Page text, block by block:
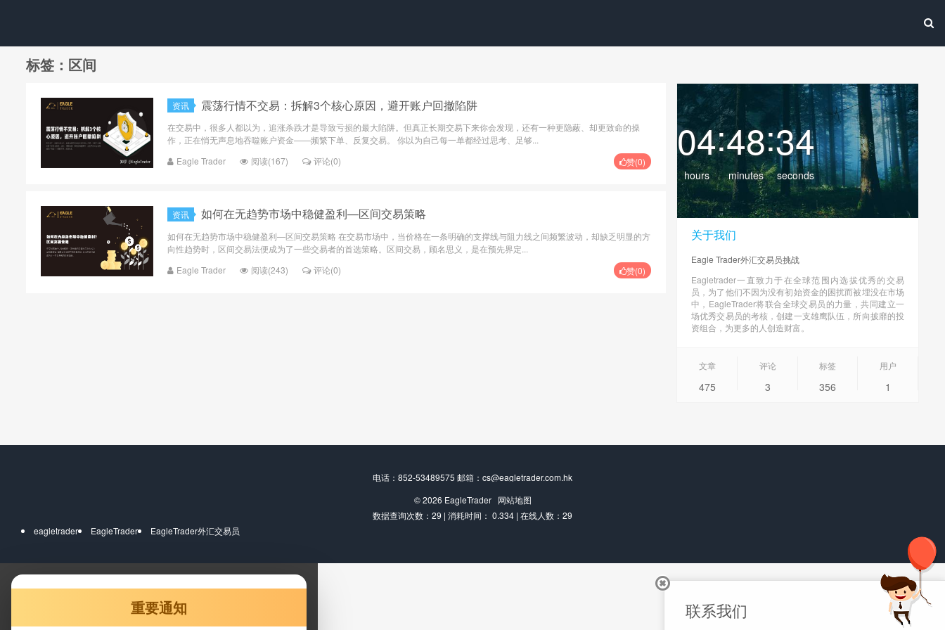
标签：区间
资讯 震荡行情不交易：拆解3个核心原因，避开账户回撤陷阱
在交易中，很多人都以为，追涨杀跌才是导致亏损的最大陷阱。但真正长期交易下来你会发现，还有一种更隐蔽、却更致命的操
作，正在悄无声息地吞噬账户资金——频繁下单、反复交易。 你以为自己每一单都经过思考、足够...
Eagle Trader
阅读(167) 评论(0) 赞(0)
资讯 如何在无趋势市场中稳健盈利—区间交易策略
如何在无趋势市场中稳健盈利—区间交易策略 在交易市场中，当价格在一条明确的支撑线与阻力线之间频繁波动，却缺乏明显的方
向性趋势时，区间交易法便成为了一些交易者的首选策略。区间交易，顾名思义，是在预先界定...
Eagle Trader
阅读(243) 评论(0) 赞(0)
04
hours
:48
minutes
:34
seconds
关于我们
Eagle Trader外汇交易员挑战
Eagletrader一直致力于在全球范围内选拔优秀的交易
员，为了他们不因为没有初始资金的困扰而被埋没在市场
中，EagleTrader将联合全球交易员的力量，共同建立一
场优秀交易员的考核，创建一支雄鹰队伍，所向披靡的投
资组合，为更多的人创造财富。
文章
475
评论
3
标签
356
用户
1
电话：852-53489575 邮箱：cs@eagletrader.com.hk
© 2026 EagleTrader
网站地图
数据查询次数：29 | 消耗时间： 0.334 | 在线人数：29
eagletrader
EagleTrader EagleTrader外汇交易员
联系我们
重要通知